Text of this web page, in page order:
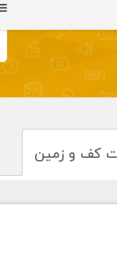
کف و زمین